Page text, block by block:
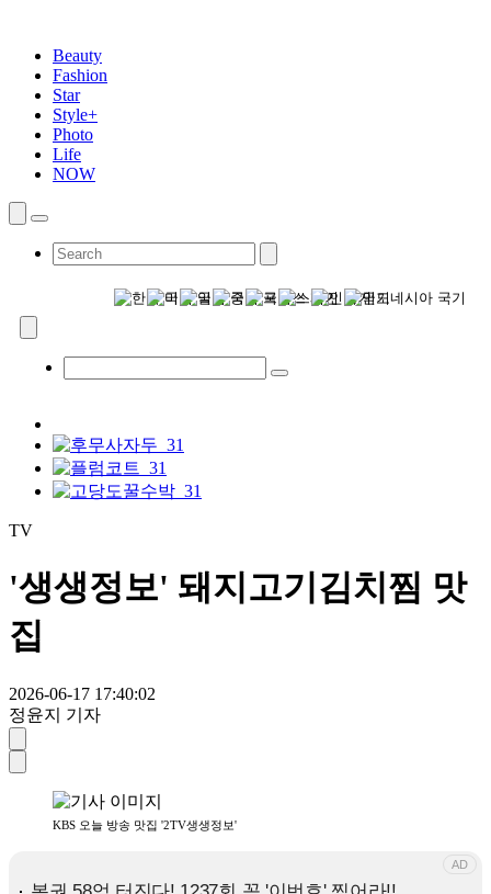
Beauty
Fashion
Star
Style+
Photo
Life
NOW
TV
'생생정보' 돼지고기김치찜 맛
집
2026-06-17 17:40:02
정윤지 기자
KBS 오늘 방송 맛집 '2TV생생정보'